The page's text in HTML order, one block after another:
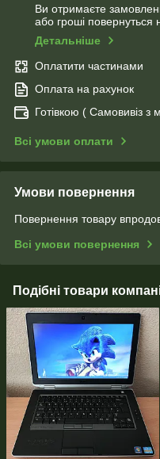
Ви отримаєте
або гроші повернуться
Детальніше
Оплатити частинами
Оплата на рахунок
Готівкою ( Самовивіз з
Всі умови оплати
Умови повернення
Повернення товару
Всі умови повернення
Подібні товари